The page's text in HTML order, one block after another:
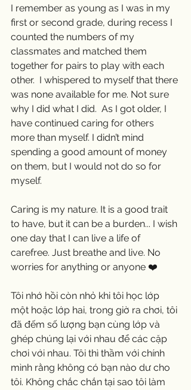
I remember as young as I was in my
first or second grade, during recess I
counted the numbers of my
classmates and matched them
together for pairs to play with each
other.  I whispered to myself that there
was none available for me. Not sure
why I did what I did.  As I got older, I
have continued caring for others
more than myself. I didn’t mind
spending a good amount of money
on them, but I would not do so for
myself.
Caring is my nature. It is a good trait
to have, but it can be a burden... I wish
one day that I can live a life of
carefree. Just breathe and live. No
worries for anything or anyone ❤️
Tôi nhớ hồi còn nhỏ khi tôi học lớp
một hoặc lớp hai, trong giờ ra chơi, tôi
đã đếm số lượng bạn cùng lớp và
ghép chúng lại với nhau để các cặp
chơi với nhau. Tôi thì thầm với chính
mình rằng không có bạn nào dư cho
tôi. Không chắc chắn tại sao tôi làm